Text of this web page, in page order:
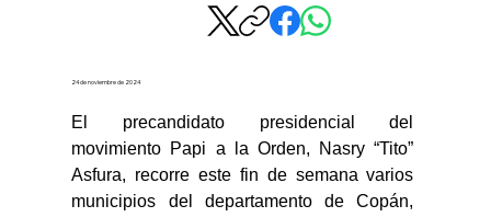
24 de noviembre de 2024
El precandidato presidencial del
movimiento Papi a la Orden, Nasry “Tito”
Asfura, recorre este fin de semana varios
municipios del departamento de Copán,